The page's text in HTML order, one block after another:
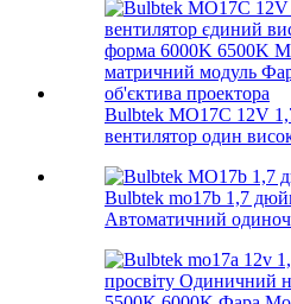
Bulbtek MO17C 12V
вентилятор один
Bulbtek mo17b 1,7
Автоматичний